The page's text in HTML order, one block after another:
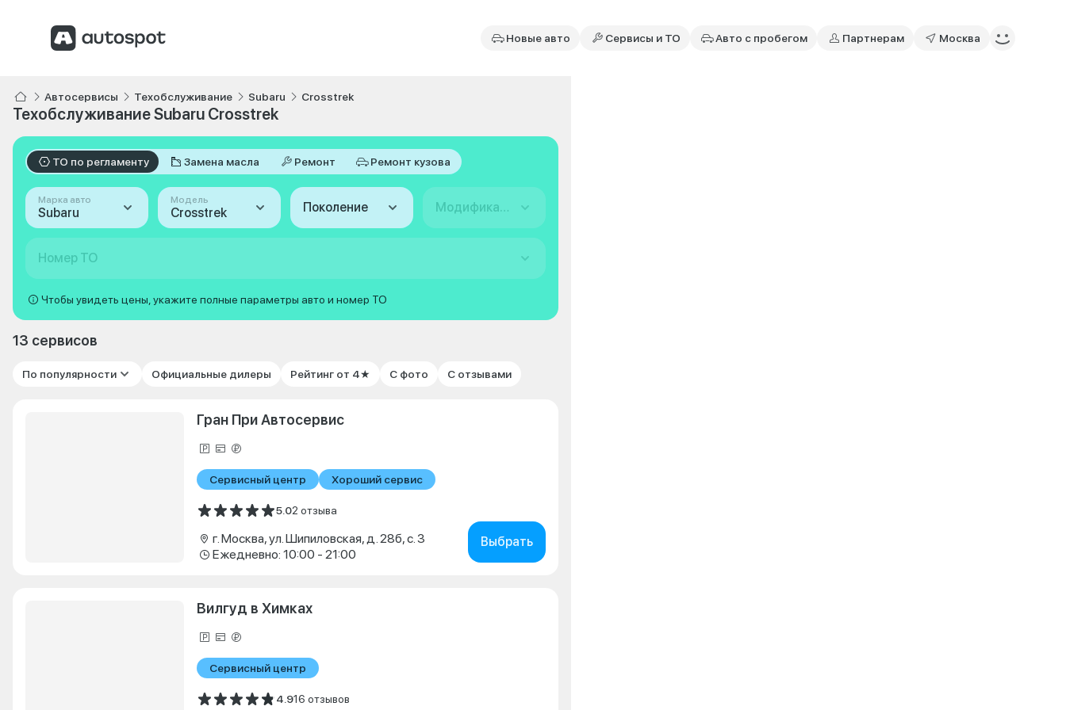
Новые авто Сервисы и ТО Авто с пробегом Партнерам Москва
Автосервисы Техобслуживание Subaru Crosstrek
Техобслуживание Subaru Crosstrek
ТО по регламенту Замена масла Ремонт Ремонт кузова
Марка авто
Subaru
Модель
Crosstrek Поколение Модификация
Номер ТО
Чтобы увидеть цены, укажите полные параметры авто и номер ТО
13 сервисов
По популярности Официальные дилеры Рейтинг от 4★ С фото С отзывами
Гран При Автосервис
Сервисный центр Хороший сервис
5.02 отзыва
г. Москва, ул. Шипиловская, д. 28б, с. 3
Ежедневно: 10:00 - 21:00
Выбрать
Вилгуд в Химках
Сервисный центр
4.916 отзывов